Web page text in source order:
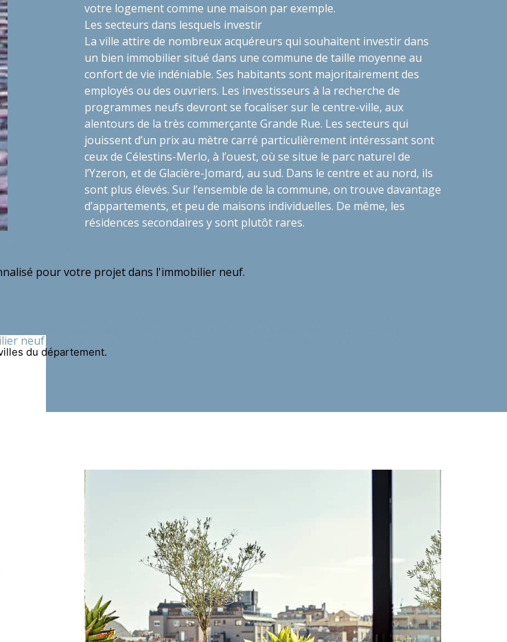
votre logement comme une maison par exemple.
Les secteurs dans lesquels investir
La ville attire de nombreux acquéreurs qui souhaitent investir dans
un bien immobilier situé dans une commune de taille moyenne au
confort de vie indéniable. Ses habitants sont majoritairement des
employés ou des ouvriers. Les investisseurs à la recherche de
programmes neufs devront se focaliser sur le centre-ville, aux
alentours de la très commerçante Grande Rue. Les secteurs qui
jouissent d’un prix au mètre carré particulièrement intéressant sont
ceux de Célestins-Merlo, à l’ouest, où se situe le parc naturel de
l’Yzeron, et de Glacière-Jomard, au sud. Dans le centre et au nord, ils
sont plus élevés. Sur l’ensemble de la commune, on trouve davantage
d’appartements, et peu de maisons individuelles. De même, les
résidences secondaires y sont plutôt rares.
pour votre projet dans l'immobilier neuf.
neuf à Chaponnay
du département.